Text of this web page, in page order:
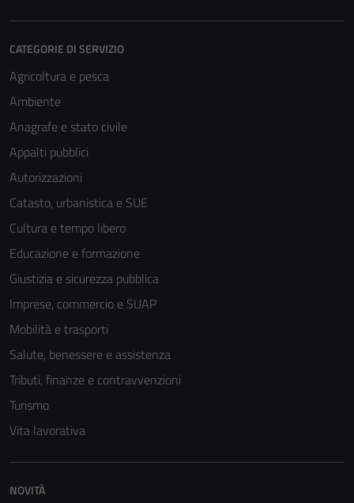
CATEGORIE DI SERVIZIO
Agricoltura e pesca
Ambiente
Anagrafe e stato civile
Appalti pubblici
Autorizzazioni
Catasto, urbanistica e SUE
Cultura e tempo libero
Educazione e formazione
Giustizia e sicurezza pubblica
Imprese, commercio e SUAP
Mobilità e trasporti
Salute, benessere e assistenza
Tributi, finanze e contravvenzioni
Turismo
Vita lavorativa
NOVITÀ